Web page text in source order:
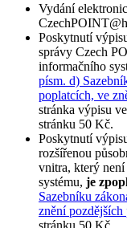
Vydání
Poskytnutí
správy Czech
informačního
písm. d)
poplatcích, ve
stránka výpisu
stránku 50 Kč.
Poskytnutí
rozšířenou
vnitra, který
systému, je
Sazebníku
znění pozdějších
stránku 50 Kč.